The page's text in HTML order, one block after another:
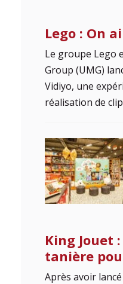
Lego : On
Le groupe Lego
Group (UMG)
Vidiyo, une
réalisation de
King Jouet
tanière
Après avoir